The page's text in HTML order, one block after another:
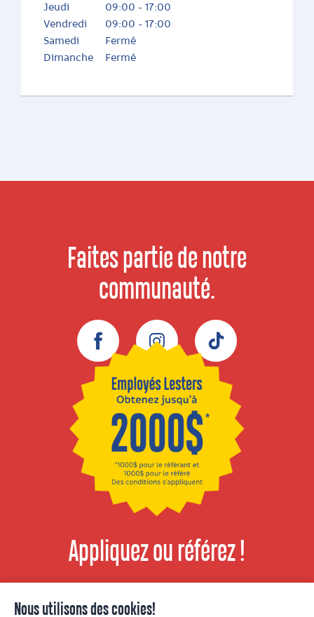
Jeudi
09:00 - 17:00
Vendredi
09:00 - 17:00
Samedi
Fermé
Dimanche
Fermé
Faites partie de notre
communauté.
Facebook Instagram TikTok
Appliquez ou référez !